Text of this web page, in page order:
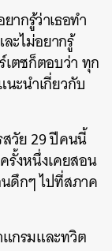
กรู้ว่าเธอทำ
ะไม่อยากรู้
เตซก็ตอบว่า ทุก
ะนำเกี่ยวกับ
สวัย 29 ปีคนนี้
รั้งหนึ่งเคยสอน
นดึกๆ ไปที่สภาค
แกรมและทวิต